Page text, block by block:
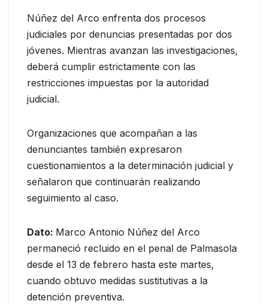
Núñez del Arco enfrenta dos procesos
judiciales por denuncias presentadas por dos
jóvenes. Mientras avanzan las investigaciones,
deberá cumplir estrictamente con las
restricciones impuestas por la autoridad
judicial.
Organizaciones que acompañan a las
denunciantes también expresaron
cuestionamientos a la determinación judicial y
señalaron que continuarán realizando
seguimiento al caso.
Dato: Marco Antonio Núñez del Arco
permaneció recluido en el penal de Palmasola
desde el 13 de febrero hasta este martes,
cuando obtuvo medidas sustitutivas a la
detención preventiva.